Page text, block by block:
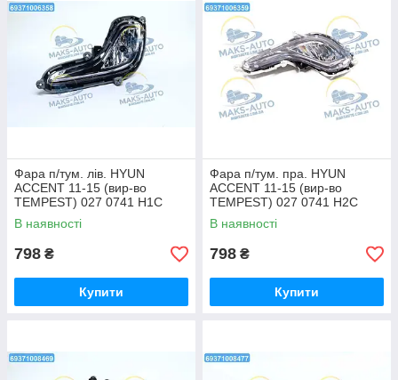
Фара п/тум. лів. HYUN
ACCENT 11-15 (вир-во
TEMPEST) 027 0741 H1C
UA56
В наявності
798 ₴
Купити
Фара п/тум. пра. HYUN
ACCENT 11-15 (вир-во
TEMPEST) 027 0741 H2C
UA56
В наявності
798 ₴
Купити